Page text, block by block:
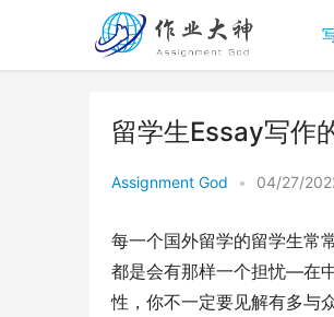
留学生Essay写作
Assignment God • 04/27/
每一个国外留学的留学生
都是会有那样一个担忧—在
性，你不一定要见解有多与